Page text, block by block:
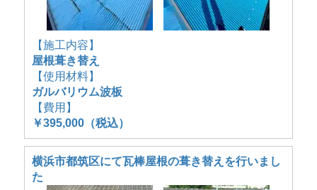
【施工内容】
屋根葺き替え
【使用材料】
ガルバリウム波板
【費用】
￥395,000（税込）
横浜市都筑区にて瓦棒屋根の葺き替えを行いまし
た